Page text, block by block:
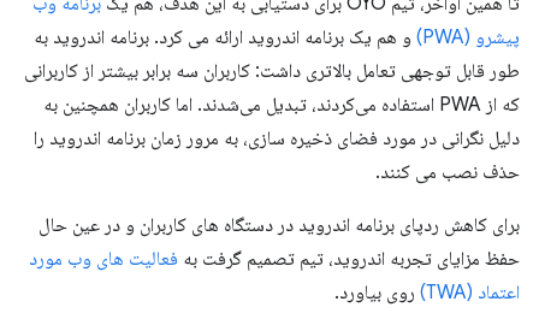
پیشرو (PWA)
و هم یک برنامه اندروید ارائه می کرد. برنامه اندروید به
طور قابل توجهی تعامل بالاتری داشت: کاربران سه برابر بیشتر از کاربرانی
که از PWA استفاده می‌کردند، تبدیل می‌شدند. اما کاربران همچنین به
دلیل نگرانی در مورد فضای ذخیره سازی، به مرور زمان برنامه اندروید را
حذف نصب می کنند.
برای کاهش ردپای برنامه اندروید در دستگاه های کاربران و در عین حال
حفظ مزایای تجربه اندروید، تیم تصمیم گرفت به فعالیت های وب مورد
اعتماد (TWA)
روی بیاورد.